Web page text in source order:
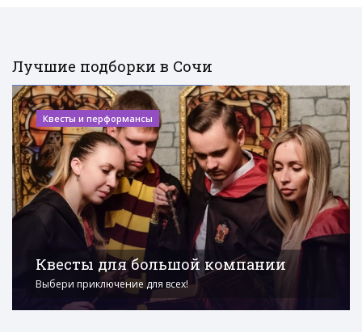
Лучшие подборки в Сочи
Квесты и перформансы
Квесты для большой компании
Выбери приключение для всех!